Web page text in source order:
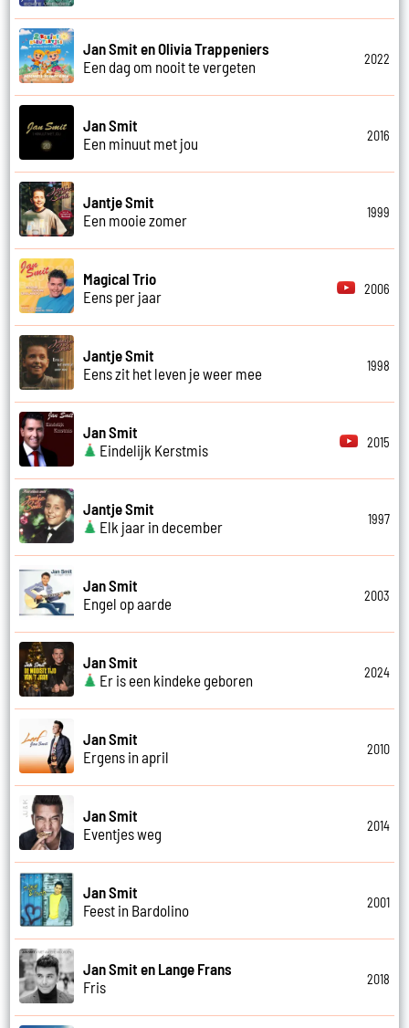
Jan Smit en Olivia Trappeniers
Een dag om nooit te vergeten
2022
Jan Smit
Een minuut met jou
2016
Jantje Smit
Een mooie zomer
1999
Magical Trio
Eens per jaar
2006
Jantje Smit
Eens zit het leven je weer mee
1998
Jan Smit
Eindelijk Kerstmis
2015
Jantje Smit
Elk jaar in december
1997
Jan Smit
Engel op aarde
2003
Jan Smit
Er is een kindeke geboren
2024
Jan Smit
Ergens in april
2010
Jan Smit
Eventjes weg
2014
Jan Smit
Feest in Bardolino
2001
Jan Smit en Lange Frans
Fris
2018